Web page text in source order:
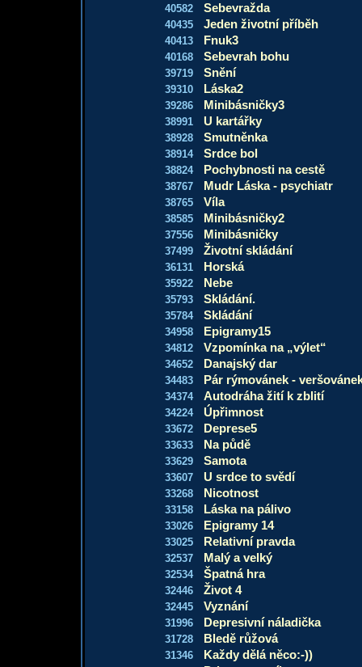
40582 Sebevražda
40435 Jeden životní příběh
40413 Fnuk3
40168 Sebevrah bohu
39719 Snění
39310 Láska2
39286 Minibásničky3
38991 U kartářky
38928 Smutněnka
38914 Srdce bol
38824 Pochybnosti na cestě
38767 Mudr Láska - psychiatr
38765 Víla
38585 Minibásničky2
37556 Minibásničky
37499 Životní skládání
36131 Horská
35922 Nebe
35793 Skládání.
35784 Skládání
34958 Epigramy15
34812 Vzpomínka na „výlet“
34652 Danajský dar
34483 Pár rýmovánek -
34374 Autodráha žití k zblití
34224 Úpřimnost
33672 Deprese5
33633 Na půdě
33629 Samota
33607 U srdce to svědí
33268 Nicotnost
33158 Láska na pálivo
33026 Epigramy 14
33025 Relativní pravda
32537 Malý a velký
32534 Špatná hra
32446 Život 4
32445 Vyznání
31996 Depresivní náladička
31728 Bledě růžová
31346 Každy dělá něco:-))